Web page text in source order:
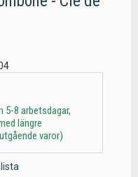
5-8 arbetsdagar,
längre
varor)